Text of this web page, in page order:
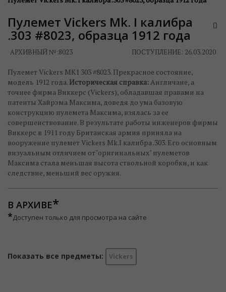
Пулемет Vickers Mk. I калибра
.303 #8023, образца 1912 года
АРХИВНЫЙ №:8023 ПОСТУПЛЕНИЕ: 26.03.2020
Пулемет Vickers MK1 303 #8023. Прекрасное состояние,
модель 1912 года.Историческая справка:Англичане, а
точнее фирма Виккерс (Vickers), обладавшая правами на
патенты Хайрэма Максима, доведя до ума базовую
конструкцию пулемета Максима, взялась за ее
совершенствование. В результате работы инженеров фирмы
Виккерс в 1911 году Британская армия приняла на
вооружение пулемет Vickers Mk.I калибра .303. Его основным
визуальным отличием от"оригинальных" пулеметов
Максима стала меньшая высота ствольной коробки, и как
следствие, меньший вес оружия.
В АРХИВЕ
*Доступен только для просмотра на сайте
Показать все предметы: Vickers